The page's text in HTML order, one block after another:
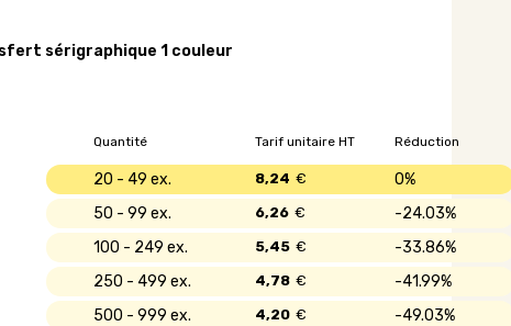
sérigraphique 1 couleur
Quantité Réduction
Tarif unitaire HT
20 - 49 0%
8,24 €
50 - 99 24.03%
6,26 €
100 - 249 33.86%
5,45 €
250 - 499 41.99%
4,78 €
500 - 999 49.03%
4,20 €